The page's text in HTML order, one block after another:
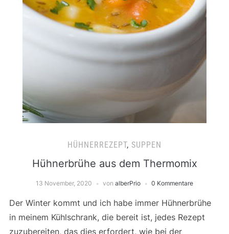
HÜHNERREZEPT, SUPPEN
Hühnerbrühe aus dem Thermomix
13 November, 2020 von alberPrio 0 Kommentare
Der Winter kommt und ich habe immer Hühnerbrühe
in meinem Kühlschrank, die bereit ist, jedes Rezept
zuzubereiten, das dies erfordert, wie bei der